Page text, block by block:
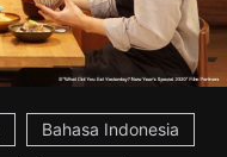
Bahasa Indonesia